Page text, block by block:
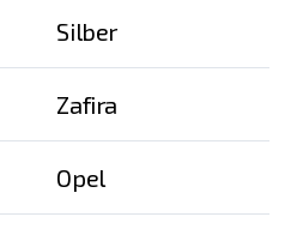
Silber
Zafira
Opel